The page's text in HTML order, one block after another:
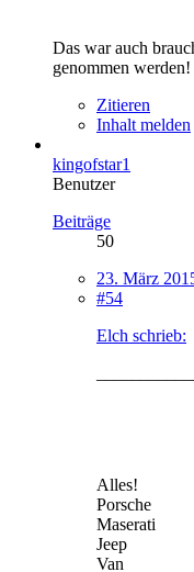
Das war auch
genommen werden!
Zitieren
Inhalt melden
kingofstar1
Benutzer
Beiträge
50
23. März
#54
Elch schrieb:
Alles!
Porsche
Maserati
Jeep
Van